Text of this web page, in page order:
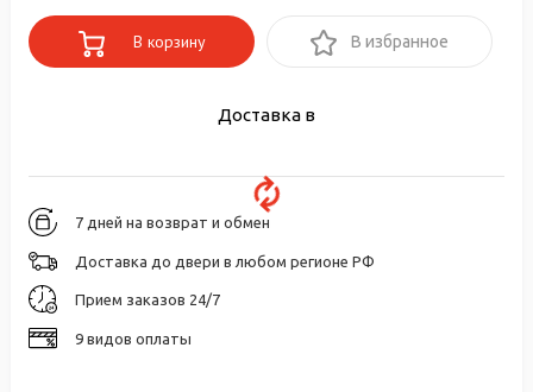
В корзину В избранное
Доставка в
7 дней на возврат и обмен
Доставка до двери в любом регионе РФ
Прием заказов 24/7
9 видов оплаты